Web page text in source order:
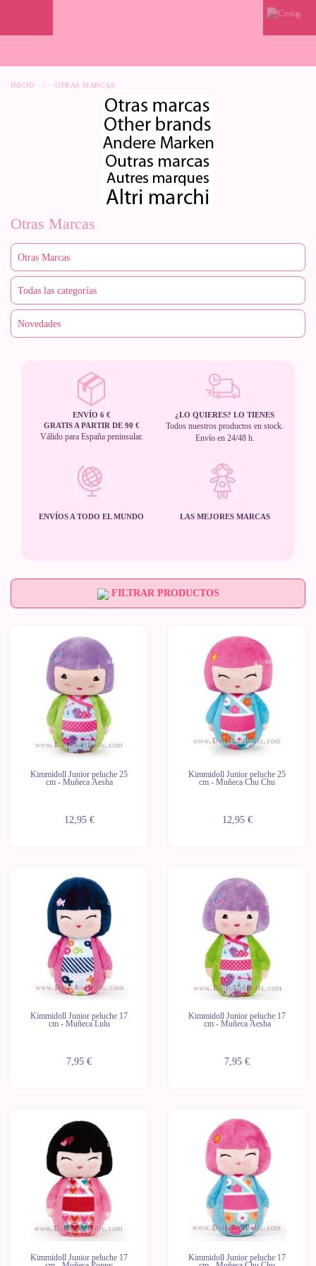
0
INICIO > OTRAS MARCAS
Otras Marcas
ENVÍO 6 €
GRATIS A PARTIR DE 90 €
Válido para España peninsular.
¿LO QUIERES? LO TIENES
Todos nuestros productos en stock.
Envío en 24/48 h.
ENVÍOS A TODO EL MUNDO LAS MEJORES MARCAS
FILTRAR PRODUCTOS
unidades
Kimmidoll Junior peluche 25
cm - Muñeca Aesha
12,95 €
Últimas
unidades
Kimmidoll Junior peluche 25
cm - Muñeca Chu Chu
12,95 €
unidades
Kimmidoll Junior peluche 17
cm - Muñeca Lulu
7,95 €
unidades
Kimmidoll Junior peluche 17
cm - Muñeca Aesha
7,95 €
unidades
Kimmidoll Junior peluche 17
unidades
Kimmidoll Junior peluche 17